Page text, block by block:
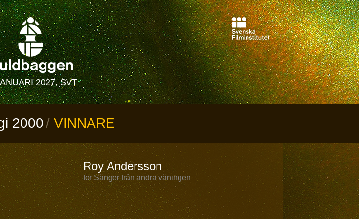
2027, SVT
2000 VINNARE
Roy Andersson
för Sånger från andra våningen